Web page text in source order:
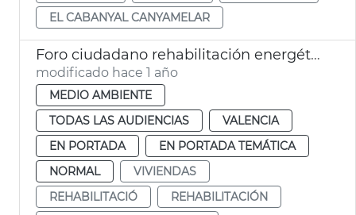
EL CABANYAL CANYAMELAR
Foro ciudadano rehabilitación energética
modificado hace 1 año
MEDIO AMBIENTE
TODAS LAS AUDIENCIAS
VALENCIA
EN PORTADA
EN PORTADA TEMÁTICA
NORMAL
VIVIENDAS
REHABILITACIÓ
REHABILITACIÓN